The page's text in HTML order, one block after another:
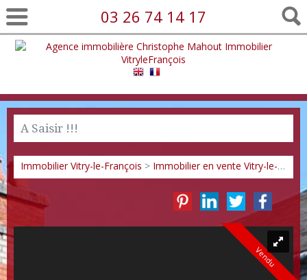
03 26 74 14 17
A Saisir !!!
Immobilier Vitry-le-François > Immobilier en vente Vitry-le-François
Vendu